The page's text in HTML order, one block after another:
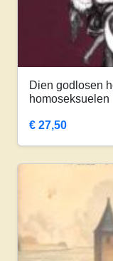
Dien godlosen
€ 27,50